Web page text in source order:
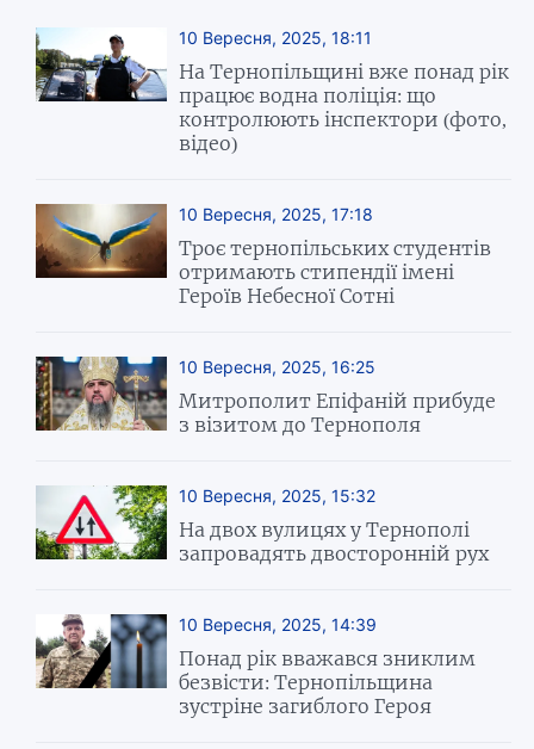
10 Вересня, 2025, 18:11
На Тернопільщині вже понад рік
працює водна поліція: що
контролюють інспектори (фото,
відео)
10 Вересня, 2025, 17:18
Троє тернопільських студентів
отримають стипендії імені
Героїв Небесної Сотні
10 Вересня, 2025, 16:25
Митрополит Епіфаній прибуде
з візитом до Тернополя
10 Вересня, 2025, 15:32
На двох вулицях у Тернополі
запровадять двосторонній рух
10 Вересня, 2025, 14:39
Понад рік вважався зниклим
безвісти: Тернопільщина
зустріне загиблого Героя